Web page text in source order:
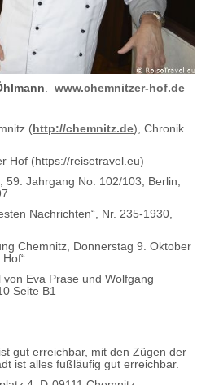
. www.chemnitzer-hof.de
( http://chemnitz.de), Chronik
Hof (https://reisetravel.eu)
59. Jahrgang No. 102/103, Berlin,
Nachrichten“, Nr. 235-1930,
Chemnitz, Donnerstag 9. Oktober
von Eva Prase und Wolfgang
Seite B1
gut erreichbar, mit den Zügen der
ist alles fußläufig gut erreichbar.